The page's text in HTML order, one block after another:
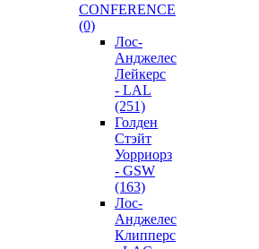
CONFERENCE
(0)
Лос-
Анджелес
Лейкерс
- LAL
(251)
Голден
Стэйт
Уорриорз
- GSW
(163)
Лос-
Анджелес
Клипперс